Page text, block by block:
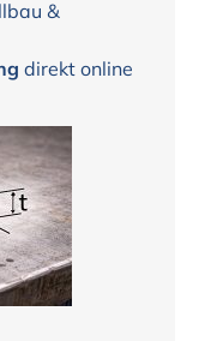
&
direkt online